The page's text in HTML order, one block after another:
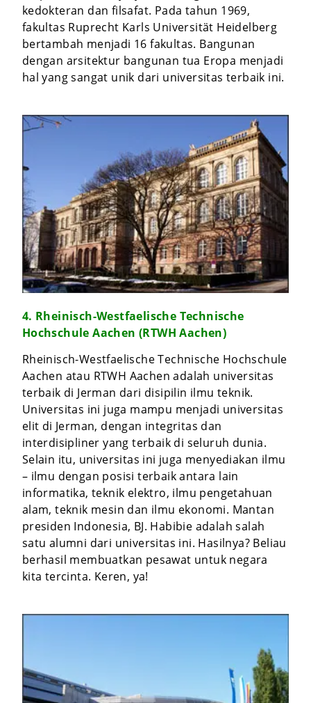
kedokteran dan filsafat. Pada tahun 1969,
fakultas Ruprecht Karls Universität Heidelberg
bertambah menjadi 16 fakultas. Bangunan
dengan arsitektur bangunan tua Eropa menjadi
hal yang sangat unik dari universitas terbaik ini.
4. Rheinisch-Westfaelische Technische
Hochschule Aachen (RTWH Aachen)
Rheinisch-Westfaelische Technische Hochschule
Aachen atau RTWH Aachen adalah universitas
terbaik di Jerman dari disipilin ilmu teknik.
Universitas ini juga mampu menjadi universitas
elit di Jerman, dengan integritas dan
interdisipliner yang terbaik di seluruh dunia.
Selain itu, universitas ini juga menyediakan ilmu
– ilmu dengan posisi terbaik antara lain
informatika, teknik elektro, ilmu pengetahuan
alam, teknik mesin dan ilmu ekonomi. Mantan
presiden Indonesia, BJ. Habibie adalah salah
satu alumni dari universitas ini. Hasilnya? Beliau
berhasil membuatkan pesawat untuk negara
kita tercinta. Keren, ya!